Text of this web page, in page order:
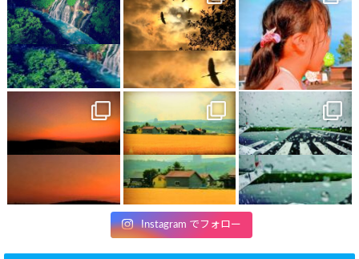
Instagram でフォロー